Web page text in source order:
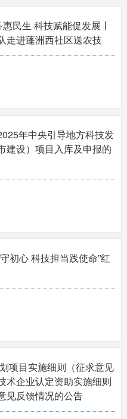
惠民生 科技赋能促发展丨
走进蓬洲西社区送农技
年中央引导地方科技发
建设）项目入库及申报的
初心 科技担当践使命”红
项目实施细则（征求意见
术企业认定资助实施细则
见反馈情况的公告